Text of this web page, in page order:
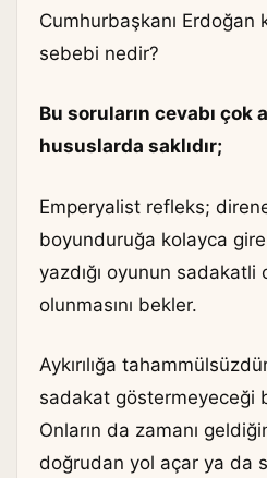
Cumhurbaşkanı Erdoğan
sebebi nedir?
Bu soruların cevabı çok
hususlarda saklıdır;
Emperyalist refleks;
boyunduruğa kolayca
yazdığı oyunun sadakatli
olunmasını bekler.
Aykırılığa
sadakat göstermeyeceği
Onların da zamanı
doğrudan yol açar ya da